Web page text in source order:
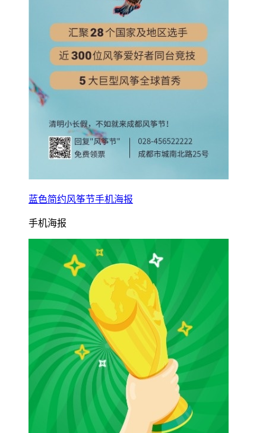
蓝色简约风筝节手机海报
手机海报